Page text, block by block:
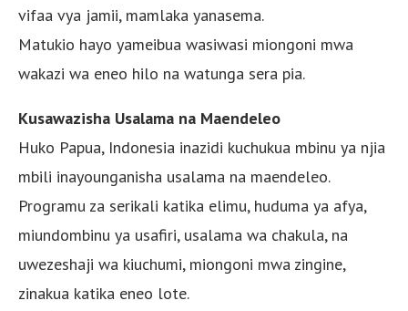
vifaa vya jamii, mamlaka yanasema.
Matukio hayo yameibua wasiwasi miongoni mwa
wakazi wa eneo hilo na watunga sera pia.
Kusawazisha Usalama na Maendeleo
Huko Papua, Indonesia inazidi kuchukua mbinu ya njia
mbili inayounganisha usalama na maendeleo.
Programu za serikali katika elimu, huduma ya afya,
miundombinu ya usafiri, usalama wa chakula, na
uwezeshaji wa kiuchumi, miongoni mwa zingine,
zinakua katika eneo lote.